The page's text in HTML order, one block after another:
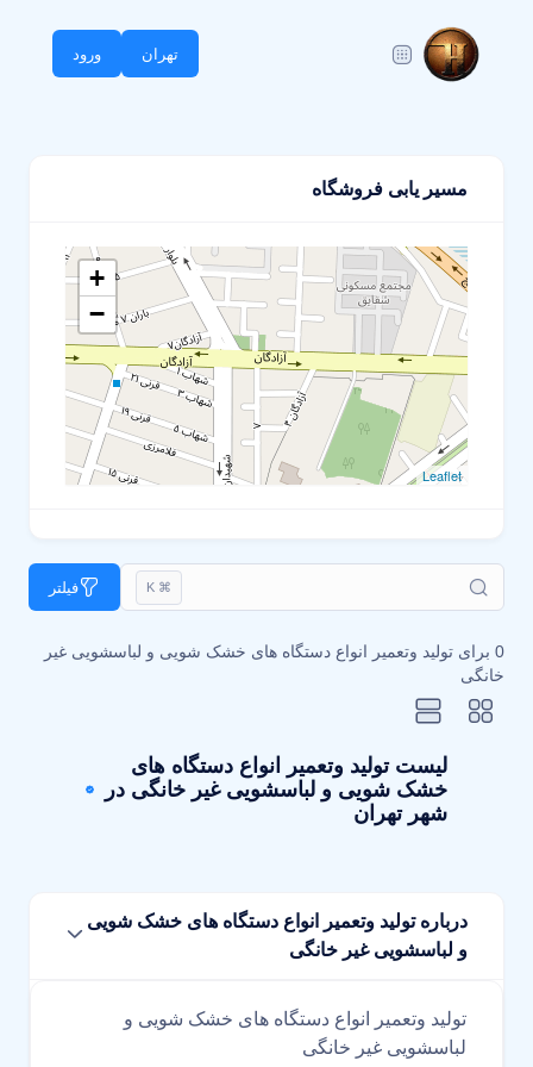
تهران ورود
مسیر یابی فروشگاه
+
−
Leaflet
⌘ K فیلتر
0 برای
تولید وتعمیر انواع دستگاه های خشک شویی و لباسشویی غیر
خانگی
لیست تولید وتعمیر انواع دستگاه های
خشک شویی و لباسشویی غیر خانگی در
شهر تهران
درباره تولید وتعمیر انواع دستگاه های خشک شویی
و لباسشویی غیر خانگی
تولید وتعمیر انواع دستگاه های خشک شویی و
لباسشویی غیر خانگی